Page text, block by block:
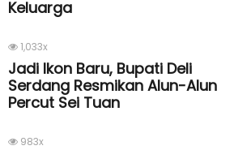
Keluarga
1,033x
Jadi Ikon Baru, Bupati Deli
Serdang Resmikan Alun-Alun
Percut Sei Tuan
983x